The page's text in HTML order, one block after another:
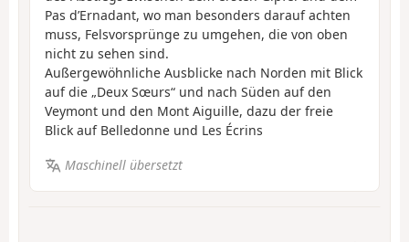
Pas d’Ernadant, wo man besonders darauf achten
muss, Felsvorsprünge zu umgehen, die von oben
nicht zu sehen sind.
Außergewöhnliche Ausblicke nach Norden mit Blick
auf die „Deux Sœurs“ und nach Süden auf den
Veymont und den Mont Aiguille, dazu der freie
Blick auf Belledonne und Les Écrins
Maschinell übersetzt